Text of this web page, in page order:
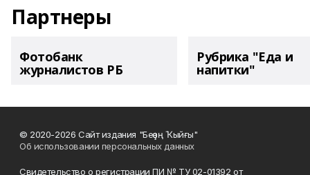
Партнеры
Фотобанк
журналистов РБ
Рубрика "Еда и
напитки"
© 2020-2026 Сайт издания "Беҙҙең Ҡыйғы"
Об использовании персональных данных
Свидетельство о регистрации ПИ № ТУ 02-01392 от